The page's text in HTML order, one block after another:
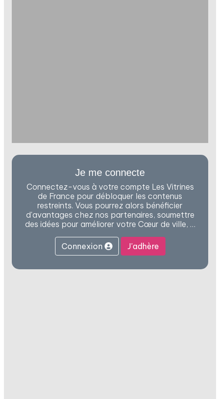
Je me connecte
Connectez-vous à votre compte Les Vitrines
de France pour débloquer les contenus
restreints. Vous pourrez alors bénéficier
d'avantages chez nos partenaires, soumettre
des idées pour améliorer votre Cœur de ville, …
Connexion J'adhère